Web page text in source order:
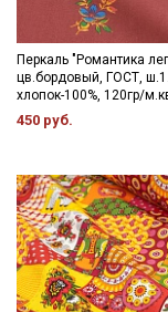
Перкаль "Романтика
цв.бордовый, ГОСТ,
хлопок-100%, 120гр/
450 руб.
Ознакомлен(а) с
данных
данных
ДаюСогласие